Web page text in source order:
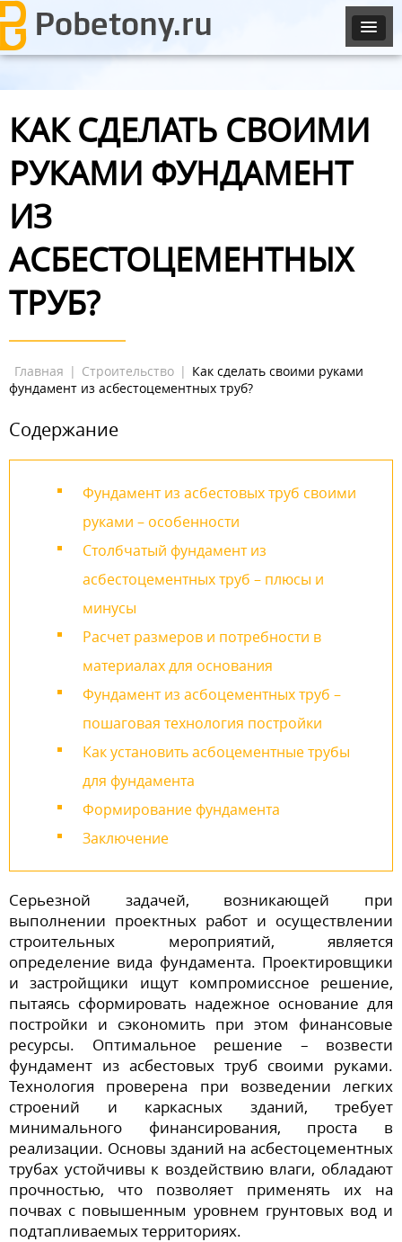
КАК СДЕЛАТЬ СВОИМИ
РУКАМИ ФУНДАМЕНТ
ИЗ
АСБЕСТОЦЕМЕНТНЫХ
ТРУБ?
Главная | Строительство | Как сделать своими руками
фундамент из асбестоцементных труб?
Содержание
Фундамент из асбестовых труб своими
руками – особенности
Столбчатый фундамент из
асбестоцементных труб – плюсы и
минусы
Расчет размеров и потребности в
материалах для основания
Фундамент из асбоцементных труб –
пошаговая технология постройки
Как установить асбоцементные трубы
для фундамента
Формирование фундамента
Заключение
Серьезной задачей, возникающей при
выполнении проектных работ и осуществлении
строительных мероприятий, является
определение вида фундамента. Проектировщики
и застройщики ищут компромиссное решение,
пытаясь сформировать надежное основание для
постройки и сэкономить при этом финансовые
ресурсы. Оптимальное решение – возвести
фундамент из асбестовых труб своими руками.
Технология проверена при возведении легких
строений и каркасных зданий, требует
минимального финансирования, проста в
реализации. Основы зданий на асбестоцементных
трубах устойчивы к воздействию влаги, обладают
прочностью, что позволяет применять их на
почвах с повышенным уровнем грунтовых вод и
подтапливаемых территориях.